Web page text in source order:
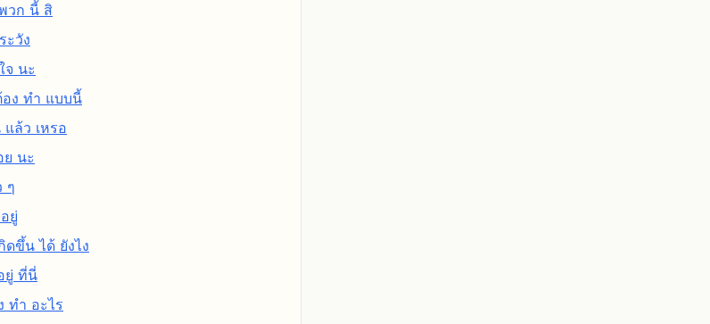
วก นี้ สิ
ะวัง
จ นะ
ง ทํา แบบนี้
ล้ว เหรอ
นะ
ๆ
ยู่
ดขึ้น ได้ ยังไง
ยู่ ที่นี่
ทํา อะไร